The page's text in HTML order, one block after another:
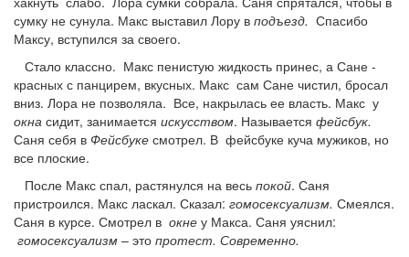
сумку не сунула. Макс выставил Лору в подъезд. Спасибо
Максу, вступился за своего.
Стало классно. Макс пенистую жидкость принес, а Сане -
красных с панцирем, вкусных. Макс сам Сане чистил, бросал
вниз. Лора не позволяла. Все, накрылась ее власть. Макс у
окна сидит, занимается искусством. Называется фейсбук.
Саня себя в Фейсбуке смотрел. В фейсбуке куча мужиков, но
все плоские.
После Макс спал, растянулся на весь покой. Саня
пристроился. Макс ласкал. Сказал: гомосексуализм. Смеялся.
Саня в курсе. Смотрел в окне у Макса. Саня уяснил:
гомосексуализм – это протест. Современно.